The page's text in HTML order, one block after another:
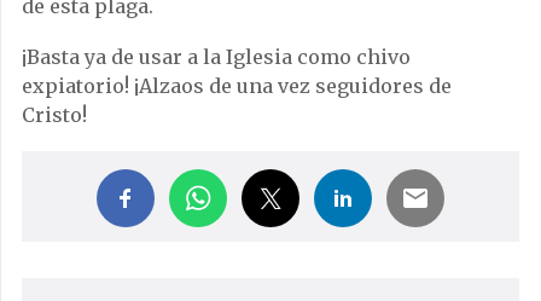
de esta plaga.
¡Basta ya de usar a la Iglesia como chivo
expiatorio! ¡Alzaos de una vez seguidores de
Cristo!